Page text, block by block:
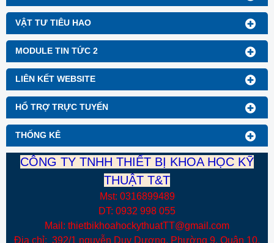
VẬT TƯ TIÊU HAO
MODULE TIN TỨC 2
LIÊN KẾT WEBSITE
HỔ TRỢ TRỰC TUYẾN
THỐNG KÊ
CÔNG TY TNHH THIẾT BỊ KHOA HỌC KỸ
THUẬT T&T
Mst: 0316899489
DT: 0932 998 055
Mail: thietbikhoahockythuatTT@gmail.com
Địa chỉ: 392/1 nguyễn Duy Dương, Phường 9, Quận 10,